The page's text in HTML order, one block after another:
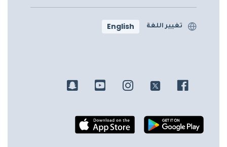
تغيير اللغة English